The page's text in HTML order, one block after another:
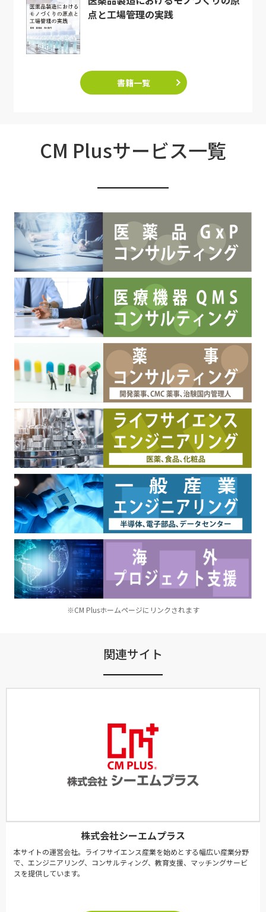
点と工場管理の実践
書籍一覧
CM Plusサービス一覧
※CM Plusホームページにリンクされます
関連サイト
株式会社シーエムプラス
本サイトの運営会社。ライフサイエンス産業を始めとする幅広い産業分野
で、エンジニアリング、コンサルティング、教育支援、マッチングサービ
スを提供しています。